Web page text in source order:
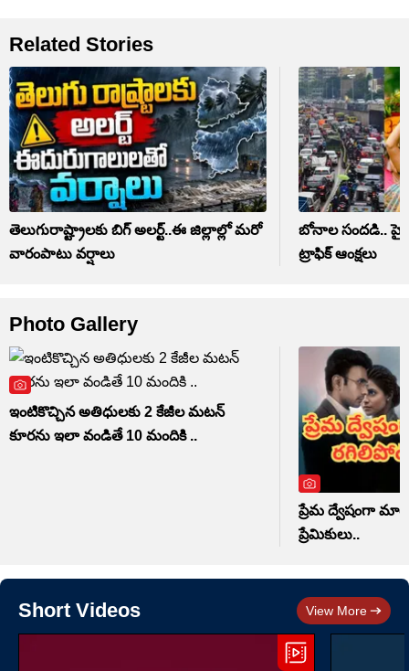
Related Stories
తెలుగురాష్ట్రాలకు బిగ్‌ అలర్ట్..ఈ జిల్లాల్లో మరో
వారంపాటు వర్షాలు
బోనాల సందడి..
ట్రాఫిక్ ఆంక్షలు
Photo Gallery
ఇంటికొచ్చిన అతిధులకు 2 కేజీల మటన్
కూరను ఇలా వండితే 10 మందికి ..
ప్రేమ ద్వేషంగా
ప్రేమికులు..
Short Videos View More